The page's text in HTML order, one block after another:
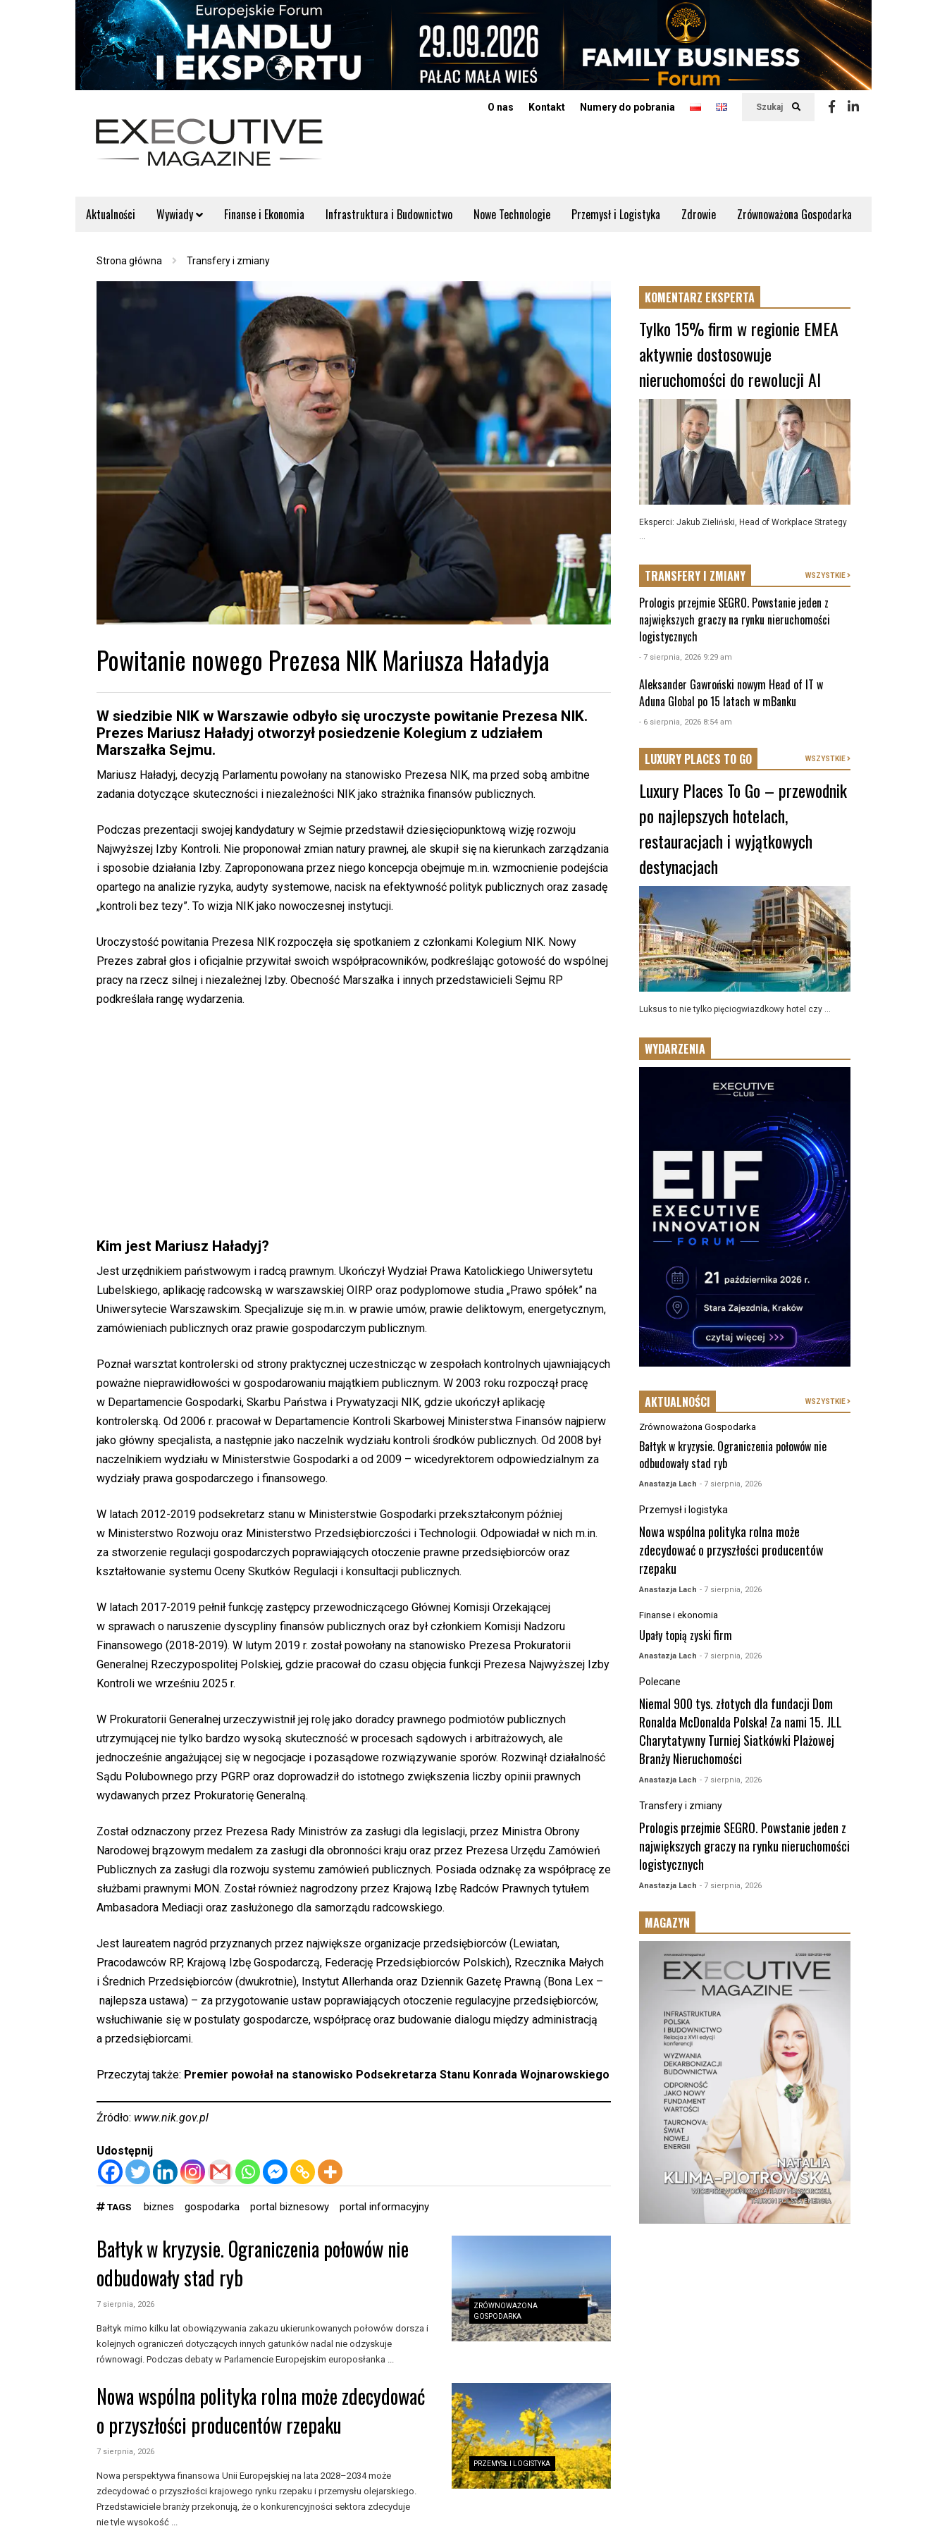
Szukaj
O nas Kontakt Numery do pobrania
Aktualności Wywiady Finanse i Ekonomia Infrastruktura i Budownictwo Nowe Technologie Przemysł i Logistyka Zdrowie Zrównoważona Gospodarka
Strona główna Transfery i zmiany
Powitanie nowego Prezesa NIK Mariusza Haładyja
W siedzibie NIK w Warszawie odbyło się uroczyste powitanie Prezesa NIK.
Prezes Mariusz Haładyj otworzył posiedzenie Kolegium z udziałem
Marszałka Sejmu.
Mariusz Haładyj, decyzją Parlamentu powołany na stanowisko Prezesa NIK, ma przed sobą ambitne
zadania dotyczące skuteczności i niezależności NIK jako strażnika finansów publicznych.
Podczas prezentacji swojej kandydatury w Sejmie przedstawił dziesięciopunktową wizję rozwoju
Najwyższej Izby Kontroli. Nie proponował zmian natury prawnej, ale skupił się na kierunkach zarządzania
i sposobie działania Izby. Zaproponowana przez niego koncepcja obejmuje m.in. wzmocnienie podejścia
opartego na analizie ryzyka, audyty systemowe, nacisk na efektywność polityk publicznych oraz zasadę
„kontroli bez tezy”. To wizja NIK jako nowoczesnej instytucji.
Uroczystość powitania Prezesa NIK rozpoczęła się spotkaniem z członkami Kolegium NIK. Nowy
Prezes zabrał głos i oficjalnie przywitał swoich współpracowników, podkreślając gotowość do wspólnej
pracy na rzecz silnej i niezależnej Izby. Obecność Marszałka i innych przedstawicieli Sejmu RP
podkreślała rangę wydarzenia.
Kim jest Mariusz Haładyj?
Jest urzędnikiem państwowym i radcą prawnym. Ukończył Wydział Prawa Katolickiego Uniwersytetu
Lubelskiego, aplikację radcowską w warszawskiej OIRP oraz podyplomowe studia „Prawo spółek” na
Uniwersytecie Warszawskim. Specjalizuje się m.in. w prawie umów, prawie deliktowym, energetycznym,
zamówieniach publicznych oraz prawie gospodarczym publicznym.
Poznał warsztat kontrolerski od strony praktycznej uczestnicząc w zespołach kontrolnych ujawniających
poważne nieprawidłowości w gospodarowaniu majątkiem publicznym. W 2003 roku rozpoczął pracę
w Departamencie Gospodarki, Skarbu Państwa i Prywatyzacji NIK, gdzie ukończył aplikację
kontrolerską. Od 2006 r. pracował w Departamencie Kontroli Skarbowej Ministerstwa Finansów najpierw
jako główny specjalista, a następnie jako naczelnik wydziału kontroli środków publicznych. Od 2008 był
naczelnikiem wydziału w Ministerstwie Gospodarki a od 2009 – wicedyrektorem odpowiedzialnym za
wydziały prawa gospodarczego i finansowego.
W latach 2012-2019 podsekretarz stanu w Ministerstwie Gospodarki przekształconym później
w Ministerstwo Rozwoju oraz Ministerstwo Przedsiębiorczości i Technologii. Odpowiadał w nich m.in.
za stworzenie regulacji gospodarczych poprawiających otoczenie prawne przedsiębiorców oraz
kształtowanie systemu Oceny Skutków Regulacji i konsultacji publicznych.
W latach 2017-2019 pełnił funkcję zastępcy przewodniczącego Głównej Komisji Orzekającej
w sprawach o naruszenie dyscypliny finansów publicznych oraz był członkiem Komisji Nadzoru
Finansowego (2018-2019). W lutym 2019 r. został powołany na stanowisko Prezesa Prokuratorii
Generalnej Rzeczypospolitej Polskiej, gdzie pracował do czasu objęcia funkcji Prezesa Najwyższej Izby
Kontroli we wrześniu 2025 r.
W Prokuratorii Generalnej urzeczywistnił jej rolę jako doradcy prawnego podmiotów publicznych
utrzymującej nie tylko bardzo wysoką skuteczność w procesach sądowych i arbitrażowych, ale
jednocześnie angażującej się w negocjacje i pozasądowe rozwiązywanie sporów. Rozwinął działalność
Sądu Polubownego przy PGRP oraz doprowadził do istotnego zwiększenia liczby opinii prawnych
wydawanych przez Prokuratorię Generalną.
Został odznaczony przez Prezesa Rady Ministrów za zasługi dla legislacji, przez Ministra Obrony
Narodowej brązowym medalem za zasługi dla obronności kraju oraz przez Prezesa Urzędu Zamówień
Publicznych za zasługi dla rozwoju systemu zamówień publicznych. Posiada odznakę za współpracę ze
służbami prawnymi MON. Został również nagrodzony przez Krajową Izbę Radców Prawnych tytułem
Ambasadora Mediacji oraz zasłużonego dla samorządu radcowskiego.
Jest laureatem nagród przyznanych przez największe organizacje przedsiębiorców (Lewiatan,
Pracodawców RP, Krajową Izbę Gospodarczą, Federację Przedsiębiorców Polskich), Rzecznika Małych
i Średnich Przedsiębiorców (dwukrotnie), Instytut Allerhanda oraz Dziennik Gazetę Prawną (Bona Lex –
najlepsza ustawa) – za przygotowanie ustaw poprawiających otoczenie regulacyjne przedsiębiorców,
wsłuchiwanie się w postulaty gospodarcze, współpracę oraz budowanie dialogu między administracją
a przedsiębiorcami.
Przeczytaj także: Premier powołał na stanowisko Podsekretarza Stanu Konrada Wojnarowskiego
Źródło: www.nik.gov.pl
Udostępnij
TAGS biznes gospodarka portal biznesowy portal informacyjny
ZRÓWNOWAŻONA
GOSPODARKA
Bałtyk w kryzysie. Ograniczenia połowów nie
odbudowały stad ryb
7 sierpnia, 2026
Bałtyk mimo kilku lat obowiązywania zakazu ukierunkowanych połowów dorsza i
kolejnych ograniczeń dotyczących innych gatunków nadal nie odzyskuje
równowagi. Podczas debaty w Parlamencie Europejskim europosłanka ...
PRZEMYSŁ I LOGISTYKA
Nowa wspólna polityka rolna może zdecydować
o przyszłości producentów rzepaku
7 sierpnia, 2026
Nowa perspektywa finansowa Unii Europejskiej na lata 2028–2034 może
zdecydować o przyszłości krajowego rynku rzepaku i przemysłu olejarskiego.
Przedstawiciele branży przekonują, że o konkurencyjności sektora zdecyduje
nie tyle wysokość ...
KOMENTARZ EKSPERTA
Tylko 15% firm w regionie EMEA
aktywnie dostosowuje
nieruchomości do rewolucji AI
Eksperci: Jakub Zieliński, Head of Workplace Strategy
...
TRANSFERY I ZMIANY WSZYSTKIE
Prologis przejmie SEGRO. Powstanie jeden z
największych graczy na rynku nieruchomości
logistycznych
- 7 sierpnia, 2026 9:29 am
Aleksander Gawroński nowym Head of IT w
Aduna Global po 15 latach w mBanku
- 6 sierpnia, 2026 8:54 am
LUXURY PLACES TO GO WSZYSTKIE
Luxury Places To Go – przewodnik
po najlepszych hotelach,
restauracjach i wyjątkowych
destynacjach
Luksus to nie tylko pięciogwiazdkowy hotel czy ...
WYDARZENIA
AKTUALNOŚCI WSZYSTKIE
Zrównoważona Gospodarka
Bałtyk w kryzysie. Ograniczenia połowów nie
odbudowały stad ryb
Anastazja Lach - 7 sierpnia, 2026
Przemysł i logistyka
Nowa wspólna polityka rolna może
zdecydować o przyszłości producentów
rzepaku
Anastazja Lach - 7 sierpnia, 2026
Finanse i ekonomia
Upały topią zyski firm
Anastazja Lach - 7 sierpnia, 2026
Polecane
Niemal 900 tys. złotych dla fundacji Dom
Ronalda McDonalda Polska! Za nami 15. JLL
Charytatywny Turniej Siatkówki Plażowej
Branży Nieruchomości
Anastazja Lach - 7 sierpnia, 2026
Transfery i zmiany
Prologis przejmie SEGRO. Powstanie jeden z
największych graczy na rynku nieruchomości
logistycznych
Anastazja Lach - 7 sierpnia, 2026
MAGAZYN